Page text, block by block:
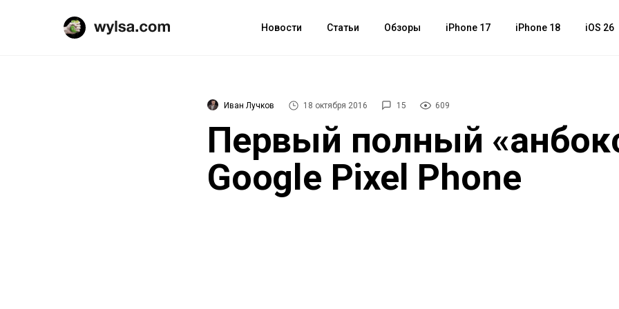
Новости Статьи Обзоры iPhone 17 iPhone 18 iOS 26
Иван Лучков 18 октября 2016 15 609
Первый полный
Google Pixel Phone